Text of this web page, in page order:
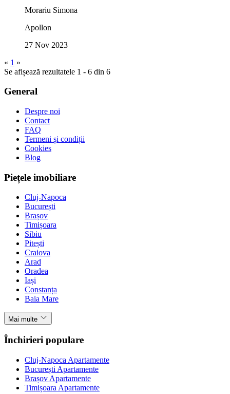
Morariu Simona
Apollon
27 Nov 2023
« 1 »
Se afișează rezultatele 1 - 6 din 6
General
Despre noi
Contact
FAQ
Termeni și condiții
Cookies
Blog
Piețele imobiliare
Cluj-Napoca
București
Brașov
Timișoara
Sibiu
Pitești
Craiova
Arad
Oradea
Iași
Constanța
Baia Mare
Mai multe
Închirieri populare
Cluj-Napoca Apartamente
București Apartamente
Brașov Apartamente
Timișoara Apartamente